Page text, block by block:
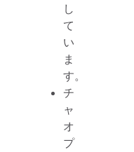
し
て
い
ま
す。
チ
ャ
オ
プ